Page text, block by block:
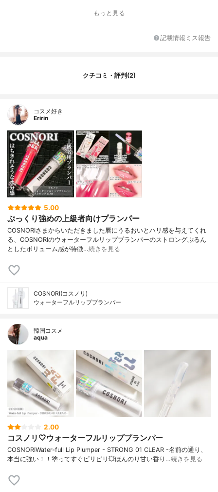
もっと見る
記載情報ミス報告
クチコミ・評判(2)
コスメ好き
Eririn
5.00
ぷっくり強めの上級者向けプランパー
COSNORIさまからいただきました唇にうるおいとハリ感を与えてくれ
る、COSNORIのウォーターフルリッププランパーのストロングぷるん
としたボリューム感が特徴…続きを見る
COSNORI(コスノリ)
ウォーターフルリッププランパー
韓国コスメ
aqua
2.00
コスノリ🤍ウォーターフルリッププランパー
COSNORIWater-full Lip Plumper - STRONG 01 CLEAR -名前の通り、
本当に強い！！塗ってすぐピリピリ💥ほんのり甘い香り…続きを見る